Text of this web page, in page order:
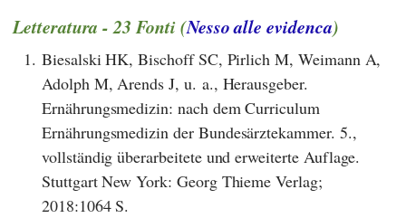
Letteratura - 23 Fonti (Nesso alle evidenca)
1. Biesalski HK, Bischoff SC, Pirlich M, Weimann A,
Adolph M, Arends J, u. a., Herausgeber.
Ernährungsmedizin: nach dem Curriculum
Ernährungsmedizin der Bundesärztekammer. 5.,
vollständig überarbeitete und erweiterte Auflage.
Stuttgart New York: Georg Thieme Verlag;
2018:1064 S.